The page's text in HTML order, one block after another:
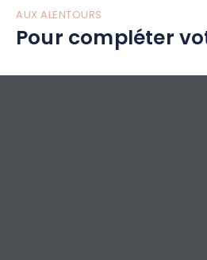
AUX ALENTOURS
Pour compléter